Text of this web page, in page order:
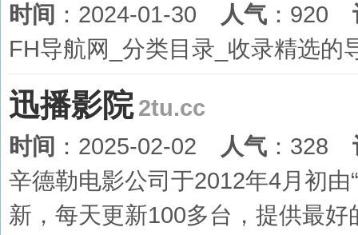
时间 ：2024-01-30 人气 ：920
FH导航网_分类目录_收录精选的
迅播影院 2tu.cc
时间 ：2025-02-02 人气 ：328
辛德勒电影公司于2012年4月初
新，每天更新100多台，提供最